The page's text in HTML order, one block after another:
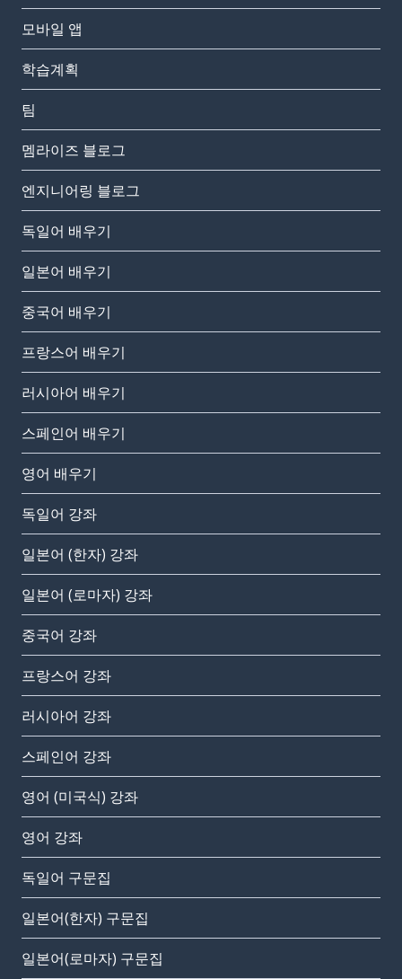
모바일 앱
학습계획
팀
멤라이즈 블로그
엔지니어링 블로그
독일어 배우기
일본어 배우기
중국어 배우기
프랑스어 배우기
러시아어 배우기
스페인어 배우기
영어 배우기
독일어 강좌
일본어 (한자) 강좌
일본어 (로마자) 강좌
중국어 강좌
프랑스어 강좌
러시아어 강좌
스페인어 강좌
영어 (미국식) 강좌
영어 강좌
독일어 구문집
일본어(한자) 구문집
일본어(로마자) 구문집